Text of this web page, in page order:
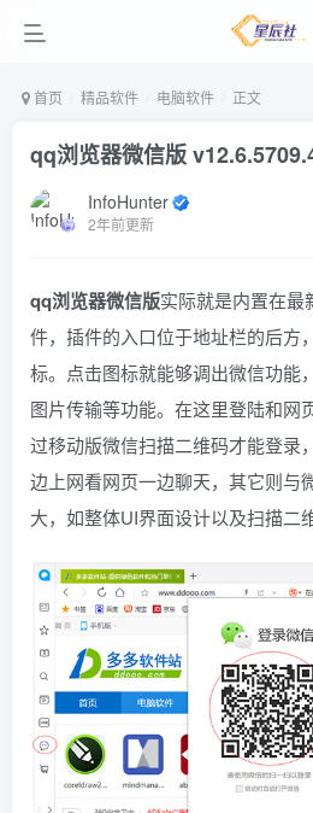
首页 精品软件 电脑软件 正文
qq浏览器微信版
InfoHunter
2年前更新
qq浏览器微信版实际就是内置在最
件，插件的入口位于地址栏的后方
标。点击图标就能够调出微信功能
图片传输等功能。在这里登陆和网
过移动版微信扫描二维码才能登录
边上网看网页一边聊天，其它则与
大，如整体UI界面设计以及扫描二